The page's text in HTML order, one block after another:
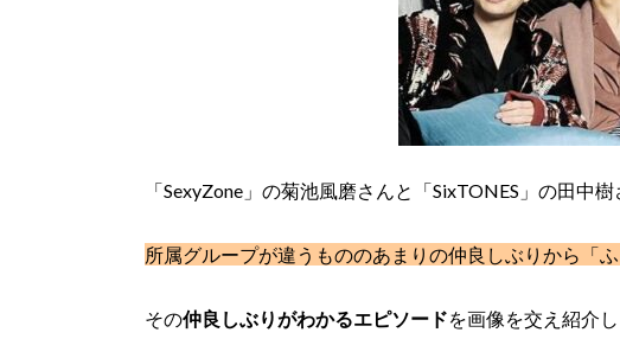
「SexyZone」の菊池風磨さんと「SixTONES」の田中樹
所属グループが違うもののあまりの仲良しぶりから「
その仲良しぶりがわかるエピソードを画像を交え紹介し